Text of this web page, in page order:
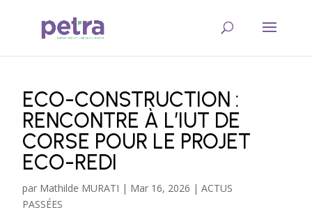
ECO-CONSTRUCTION :
RENCONTRE À L’IUT DE
CORSE POUR LE PROJET
ECO-REDI
par Mathilde MURATI | Mar 16, 2026 |ACTUS
PASSÉES